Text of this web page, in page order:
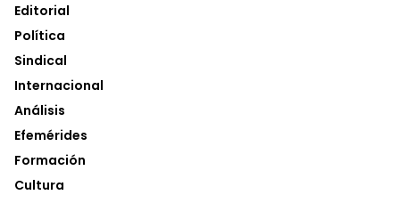
Editorial
Política
Sindical
Internacional
Análisis
Efemérides
Formación
Cultura